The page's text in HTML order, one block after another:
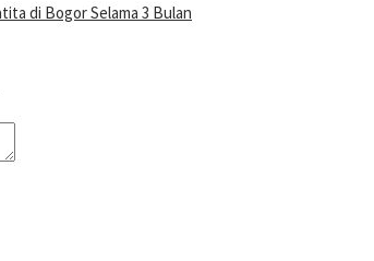
di Bogor Selama 3 Bulan